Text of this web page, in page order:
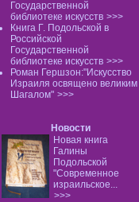
Государственной
библиотеке искусств >>>
Книга Г. Подольской в
Российской
Государственной
библиотеке искусств >>>
Роман Гершзон:"Искусство
Израиля освящено великим
Шагалом" >>>
Новости
Новая книга
Галины
Подольской
"Современное
израильское...
>>>